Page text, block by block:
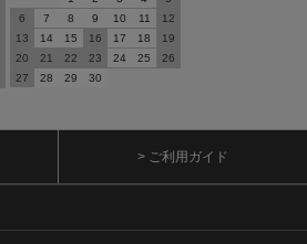
6
7 8 9 10 11
12
13
14 15 16 17 18
19
20
21 22 23 24 25
26
27
28 29 30
> ご利用ガイド